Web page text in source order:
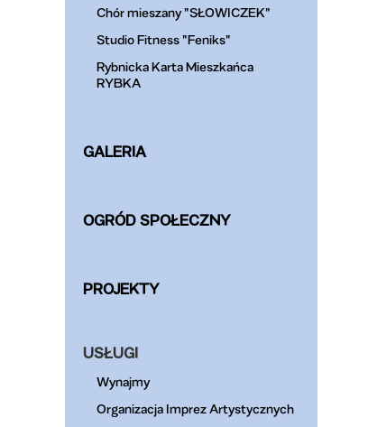
Chór mieszany "SŁOWICZEK"
Studio Fitness "Feniks"
Rybnicka Karta Mieszkańca
RYBKA
GALERIA
OGRÓD SPOŁECZNY
PROJEKTY
USŁUGI
Wynajmy
Organizacja Imprez Artystycznych